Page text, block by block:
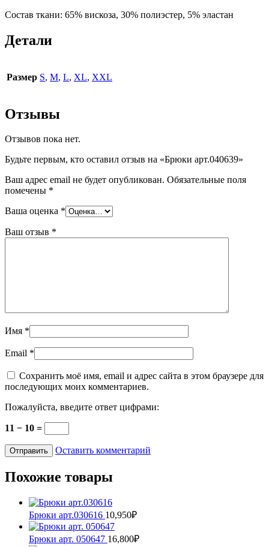
Состав ткани: 65% вискоза, 30% полиэстер, 5% эластан
Детали
Размер S, M, L, XL, XXL
Отзывы
Отзывов пока нет.
Будьте первым, кто оставил отзыв на «Брюки арт.040639»
Ваш адрес email не будет опубликован. Обязательные поля
помечены *
Ваша оценка *
Ваш отзыв *
Имя *
Email *
Сохранить моё имя, email и адрес сайта в этом браузере для
последующих моих комментариев.
Пожалуйста, введите ответ цифрами:
11 − 10 =
Оставить комментарий
Похожие товары
Брюки арт.030616 10,950₽
Этот
товар
Брюки арт. 050647 16,800₽